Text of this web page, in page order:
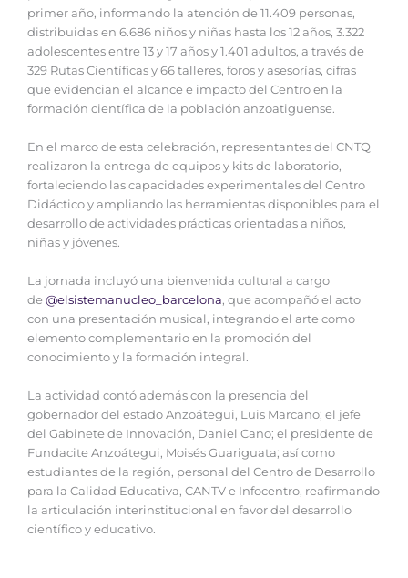
primer año, informando la atención de 11.409 personas,
distribuidas en 6.686 niños y niñas hasta los 12 años, 3.322
adolescentes entre 13 y 17 años y 1.401 adultos, a través de
329 Rutas Científicas y 66 talleres, foros y asesorías, cifras
que evidencian el alcance e impacto del Centro en la
formación científica de la población anzoatiguense.
‎En el marco de esta celebración, representantes del CNTQ
realizaron la entrega de equipos y kits de laboratorio,
fortaleciendo las capacidades experimentales del Centro
Didáctico y ampliando las herramientas disponibles para el
desarrollo de actividades prácticas orientadas a niños,
niñas y jóvenes.
‎La jornada incluyó una bienvenida cultural a cargo
de @elsistemanucleo_barcelona, que acompañó el acto
con una presentación musical, integrando el arte como
elemento complementario en la promoción del
conocimiento y la formación integral.
‎La actividad contó además con la presencia del
gobernador del estado Anzoátegui, Luis Marcano; el jefe
del Gabinete de Innovación, Daniel Cano; el presidente de
Fundacite Anzoátegui, Moisés Guariguata; así como
estudiantes de la región, personal del Centro de Desarrollo
para la Calidad Educativa, CANTV e Infocentro, reafirmando
la articulación interinstitucional en favor del desarrollo
científico y educativo.